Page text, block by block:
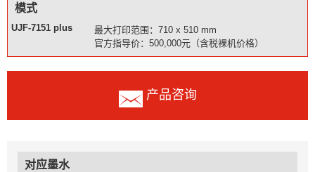
模式
UJF-7151 plus
最大打印范围：710 x 510 mm
官方指导价：500,000元（含税裸机价格）
产品咨询
对应墨水